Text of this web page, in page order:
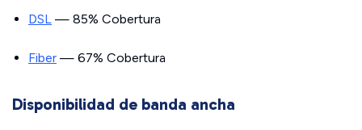
DSL — 85% Cobertura
Fiber — 67% Cobertura
Disponibilidad de banda ancha